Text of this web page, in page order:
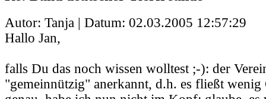
Autor: Tanja | Datum: 02.03.2005 12:57:29
Hallo Jan,
falls Du das noch wissen wolltest ;-): der
"gemeinnützig" anerkannt, d.h. es fließt